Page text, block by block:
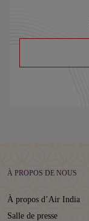
À PROPOS DE NOUS
À propos d’Air India
Salle de presse